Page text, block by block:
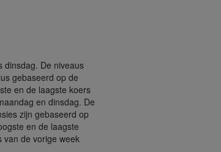
dinsdag. De niveaus
gebaseerd op de
en de laagste koers
en dinsdag. De
zijn gebaseerd op
en de laagste
van de vorige week